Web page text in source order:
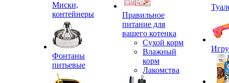
Миски,
контейнеры
Фонтаны
питьевые
Правильное
питание для
вашего котенка
Сухой корм
Влажный
корм
Лакомства